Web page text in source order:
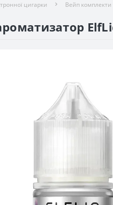
цигарки Вейп комплекти